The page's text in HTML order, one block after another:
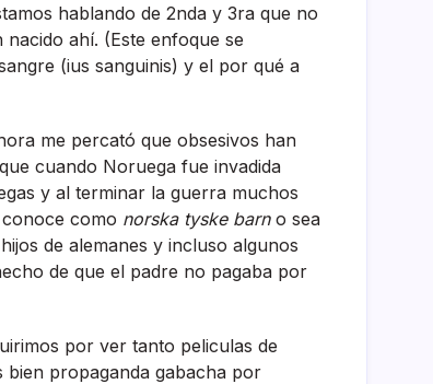
hablando de 2nda y 3ra que no
ahí­. (Este enfoque se
(ius sanguinis) y el por qué a
me percató que obsesivos han
cuando Noruega fue invadida
y al terminar la guerra muchos
como norska tyske barno sea
de alemanes y incluso algunos
de que el padre no pagaba por
por ver tanto peliculas de
bien propaganda gabacha por